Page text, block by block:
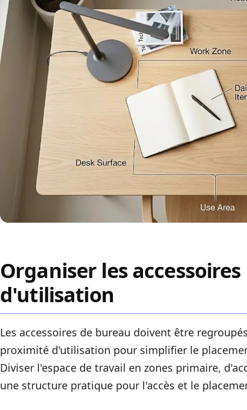
Organiser les
d'utilisation
Les accessoires de bureau doivent être
proximité d'utilisation pour simplifier le
Diviser l'espace de travail en zones primaire,
une structure pratique pour l'accès et le